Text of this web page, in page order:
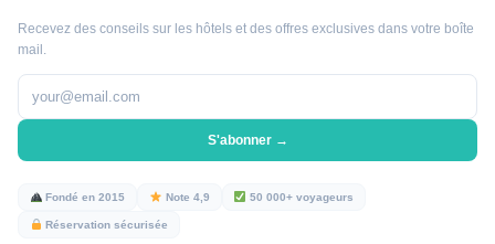
Recevez des conseils sur les hôtels et des offres exclusives dans votre boîte
mail.
S'abonner →
Fondé en 2015 Note 4,9 50 000+ voyageurs
Réservation sécurisée